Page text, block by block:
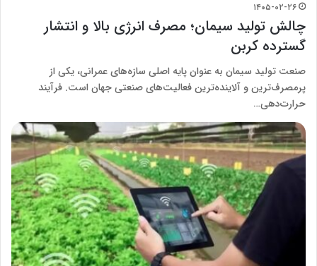
۱۴۰۵-۰۲-۲۶
چالش تولید سیمان؛ مصرف انرژی بالا و انتشار
گسترده کربن
صنعت تولید سیمان به عنوان پایه اصلی سازه‌های عمرانی، یکی از
پرمصرف‌ترین و آلاینده‌ترین فعالیت‌های صنعتی جهان است. فرآیند
حرارت‌دهی…